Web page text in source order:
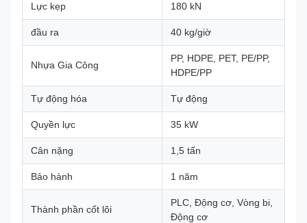
Lực kẹp 180 kN
đầu ra 40 kg/giờ
Nhựa Gia Công
PP, HDPE, PET, PE/PP,
HDPE/PP
Tự động hóa Tự động
Quyền lực 35 kW
Cân nặng 1,5 tấn
Bảo hành 1 năm
Thành phần cốt lõi
PLC, Động cơ, Vòng bi,
Động cơ